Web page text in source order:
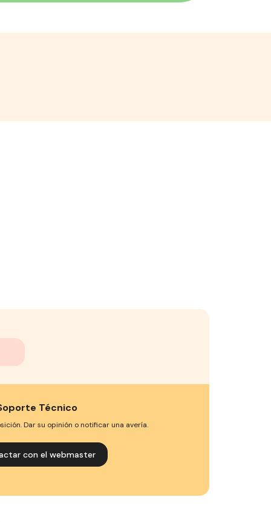
Técnico
Dar su opinión o notificar una avería.
con el webmaster